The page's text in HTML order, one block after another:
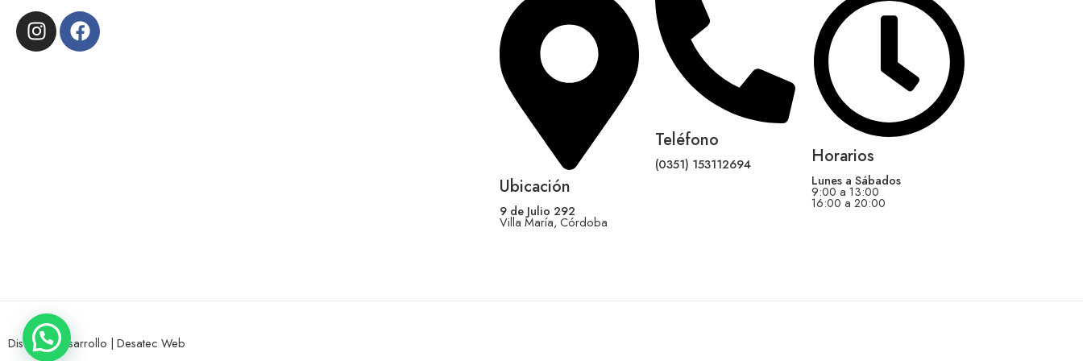
Ubicación
9 de Julio 292
Villa María, Córdoba
Teléfono
(0351) 153112694 Horarios
Lunes a Sábados
9:00 a 13:00
16:00 a 20:00
Diseño y Desarrollo | Desatec Web